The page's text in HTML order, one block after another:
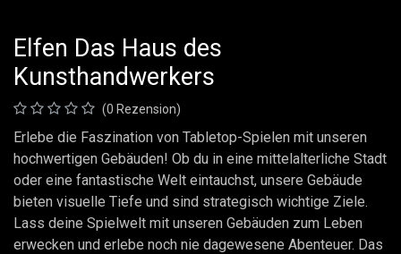
Elfen Das Haus des
Kunsthandwerkers
(0 Rezension)
Erlebe die Faszination von Tabletop-Spielen mit unseren
hochwertigen Gebäuden! Ob du in eine mittelalterliche Stadt
oder eine fantastische Welt eintauchst, unsere Gebäude
bieten visuelle Tiefe und sind strategisch wichtige Ziele.
Lass deine Spielwelt mit unseren Gebäuden zum Leben
erwecken und erlebe noch nie dagewesene Abenteuer. Das